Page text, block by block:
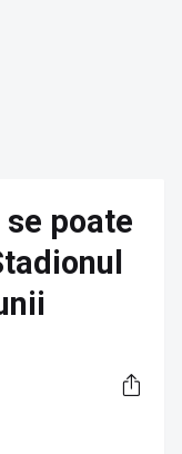
poate